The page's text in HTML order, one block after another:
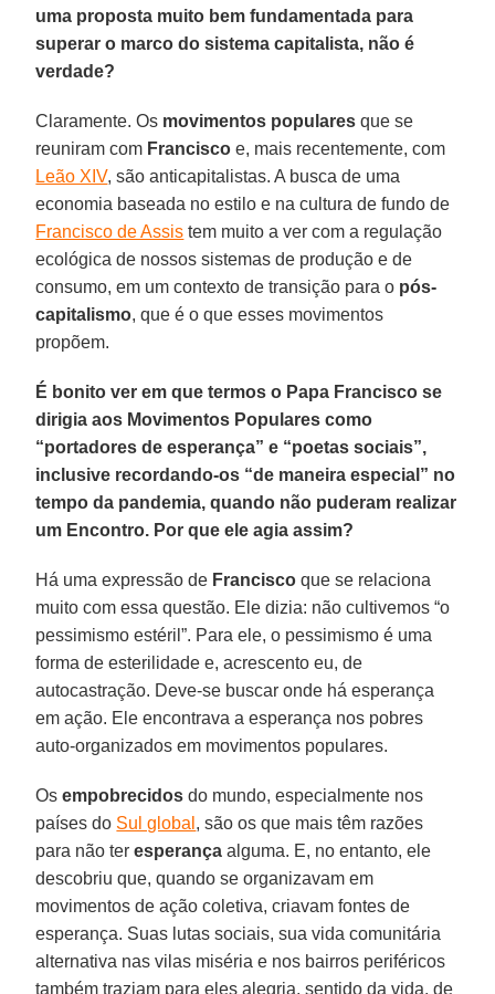
uma proposta muito bem fundamentada para
superar o marco do sistema capitalista, não é
verdade?
Claramente. Os movimentos populares que se
reuniram com Francisco e, mais recentemente, com
Leão XIV, são anticapitalistas. A busca de uma
economia baseada no estilo e na cultura de fundo de
Francisco de Assis tem muito a ver com a regulação
ecológica de nossos sistemas de produção e de
consumo, em um contexto de transição para o pós-
capitalismo, que é o que esses movimentos
propõem.
É bonito ver em que termos o Papa Francisco se
dirigia aos Movimentos Populares como
“portadores de esperança” e “poetas sociais”,
inclusive recordando-os “de maneira especial” no
tempo da pandemia, quando não puderam realizar
um Encontro. Por que ele agia assim?
Há uma expressão de Francisco que se relaciona
muito com essa questão. Ele dizia: não cultivemos “o
pessimismo estéril”. Para ele, o pessimismo é uma
forma de esterilidade e, acrescento eu, de
autocastração. Deve-se buscar onde há esperança
em ação. Ele encontrava a esperança nos pobres
auto-organizados em movimentos populares.
Osempobrecidos do mundo, especialmente nos
países do Sul global , são os que mais têm razões
para não teresperança alguma. E, no entanto, ele
descobriu que, quando se organizavam em
movimentos de ação coletiva, criavam fontes de
esperança. Suas lutas sociais, sua vida comunitária
alternativa nas vilas miséria e nos bairros periféricos
também traziam para eles alegria, sentido da vida, de